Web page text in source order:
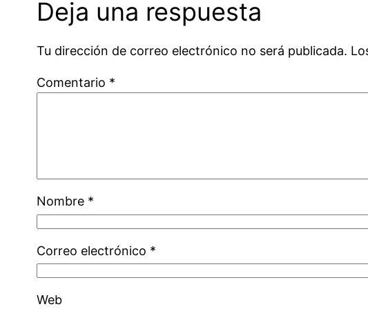
Deja una respuesta
Tu dirección de correo electrónico no será publicada.
Comentario *
Nombre *
Correo electrónico *
Web